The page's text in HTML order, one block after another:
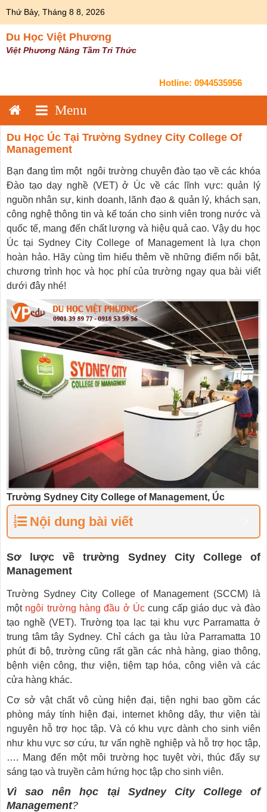
Thứ Bảy, Tháng 8 8, 2026
Du Học Việt Phương
Việt Phương Nâng Tầm Tri Thức
Hotline: 0944535956
Du Học Úc Tại Trường Sydney City College Of
Management
Bạn đang tìm một ngôi trường chuyên đào tạo về các khóa
Đào tạo dạy nghề (VET) ở Úc về các lĩnh vực: quản lý
nguồn nhân sự, kinh doanh, lãnh đạo & quản lý, khách sạn,
công nghệ thông tin và kế toán cho sinh viên trong nước và
quốc tế, mang đến chất lượng và hiệu quả cao. Vậy du học
Úc tại Sydney City College of Management là lựa chọn
hoàn hảo. Hãy cùng tìm hiểu thêm về những điểm nổi bật,
chương trình học và học phí của trường ngay qua bài viết
dưới đây nhé!
Trường Sydney City College of Management, Úc
Nội dung bài viết
Sơ lược về trường Sydney City College of
Management
Trường Sydney City College of Management (SCCM) là
một ngôi trường hàng đầu ở Úccung cấp giáo dục và đào
tạo nghề (VET). Trường tọa lạc tại khu vực Parramatta ở
trung tâm tây Sydney. Chỉ cách ga tàu lửa Parramatta 10
phút đi bộ, trường cũng rất gần các nhà hàng, giao thông,
bệnh viện công, thư viện, tiệm tạp hóa, công viên và các
cửa hàng khác.
Cơ sở vật chất vô cùng hiện đại, tiện nghi bao gồm các
phòng máy tính hiện đại, internet không dây, thư viện tài
nguyên hỗ trợ học tập. Và có khu vực dành cho sinh viên
như khu vực sơ cứu, tư vấn nghề nghiệp và hỗ trợ học tập,
…. Mang đến một môi trường học tuyệt vời, thúc đẩy sự
sáng tạo và truyền cảm hứng học tập cho sinh viên.
Vì sao nên học tại Sydney City College of
Management?